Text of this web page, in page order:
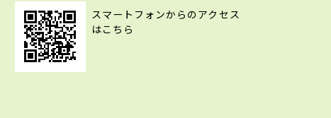
スマートフォンからのアクセス
はこちら